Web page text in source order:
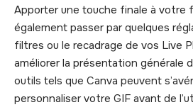
Apporter une touche finale à votre
également passer par quelques
filtres ou le recadrage de vos Live
améliorer la présentation générale
outils tels que Canva peuvent
personnaliser votre GIF avant de